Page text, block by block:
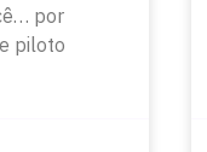
por
piloto